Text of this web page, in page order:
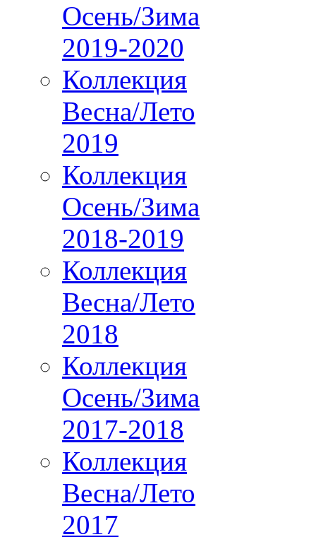
Осень/Зима
2019-2020
Коллекция
Весна/Лето
2019
Коллекция
Осень/Зима
2018-2019
Коллекция
Весна/Лето
2018
Коллекция
Осень/Зима
2017-2018
Коллекция
Весна/Лето
2017